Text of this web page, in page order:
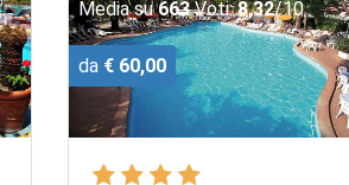
Media su663Voti: 8,32/10
da € 60,00